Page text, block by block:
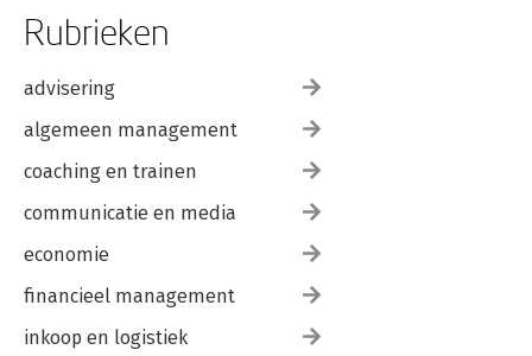
Rubrieken
advisering
algemeen management
coaching en trainen
communicatie en media
economie
financieel management
inkoop en logistiek